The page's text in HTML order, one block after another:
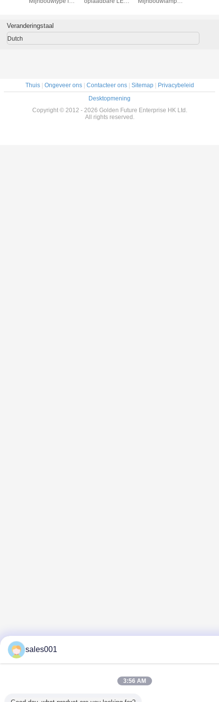
mijnwerkerslicht
Helmverlichting
Lamp
Veranderingstaal
Dutch
Thuis| Ongeveer ons| Contacteer ons| Sitemap| Privacybeleid
Desktopmening
Copyright © 2012 - 2026 Golden Future Enterprise HK Ltd.
All rights reserved.
sales001
3:56 AM